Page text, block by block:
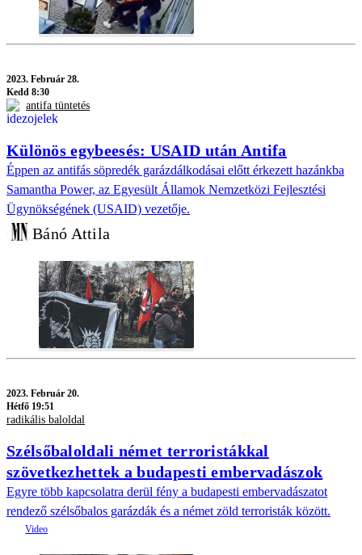
2023. Február 28.
Kedd 8:30
antifa tüntetés
Különös egybeesés: USAID után Antifa
Éppen az antifás söpredék garázdálkodásai előtt érkezett hazánkba
Samantha Power, az Egyesült Államok Nemzetközi Fejlesztési
Ügynökségének (USAID) vezetője.
Bánó Attila
2023. Február 20.
Hétfő 19:51
radikális baloldal
Szélsőbaloldali német terroristákkal
szövetkezhettek a budapesti embervadászok
Egyre több kapcsolatra derül fény a budapesti embervadászatot
rendező szélsőbalos garázdák és a német zöld terroristák között.